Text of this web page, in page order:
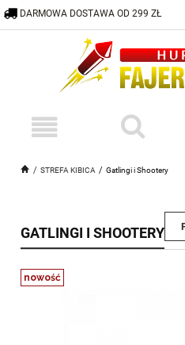
STREFA KIBICA Gatlingi i Shootery
DARMOWA DOSTAWA OD 299 ZŁ
GATLINGI I SHOOTERY
nowość